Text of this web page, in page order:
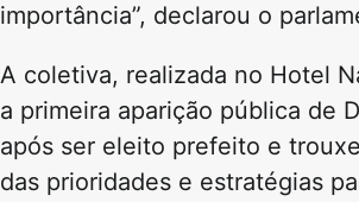
importância”, declarou o
A coletiva, realizada no Hotel
a primeira aparição pública de
após ser eleito prefeito e
das prioridades e estratégias